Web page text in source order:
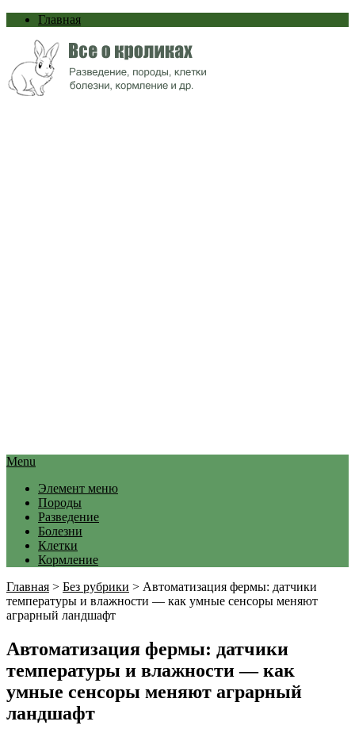
Главная
Menu
Элемент меню
Породы
Разведение
Болезни
Клетки
Кормление
Главная > Без рубрики > Автоматизация фермы: датчики
температуры и влажности — как умные сенсоры меняют
аграрный ландшафт
Автоматизация фермы: датчики
температуры и влажности — как
умные сенсоры меняют аграрный
ландшафт